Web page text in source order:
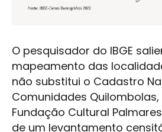
O pesquisador do IBGE
mapeamento das
não substitui o Cadastro
Comunidades
Fundação Cultural
de um levantamento